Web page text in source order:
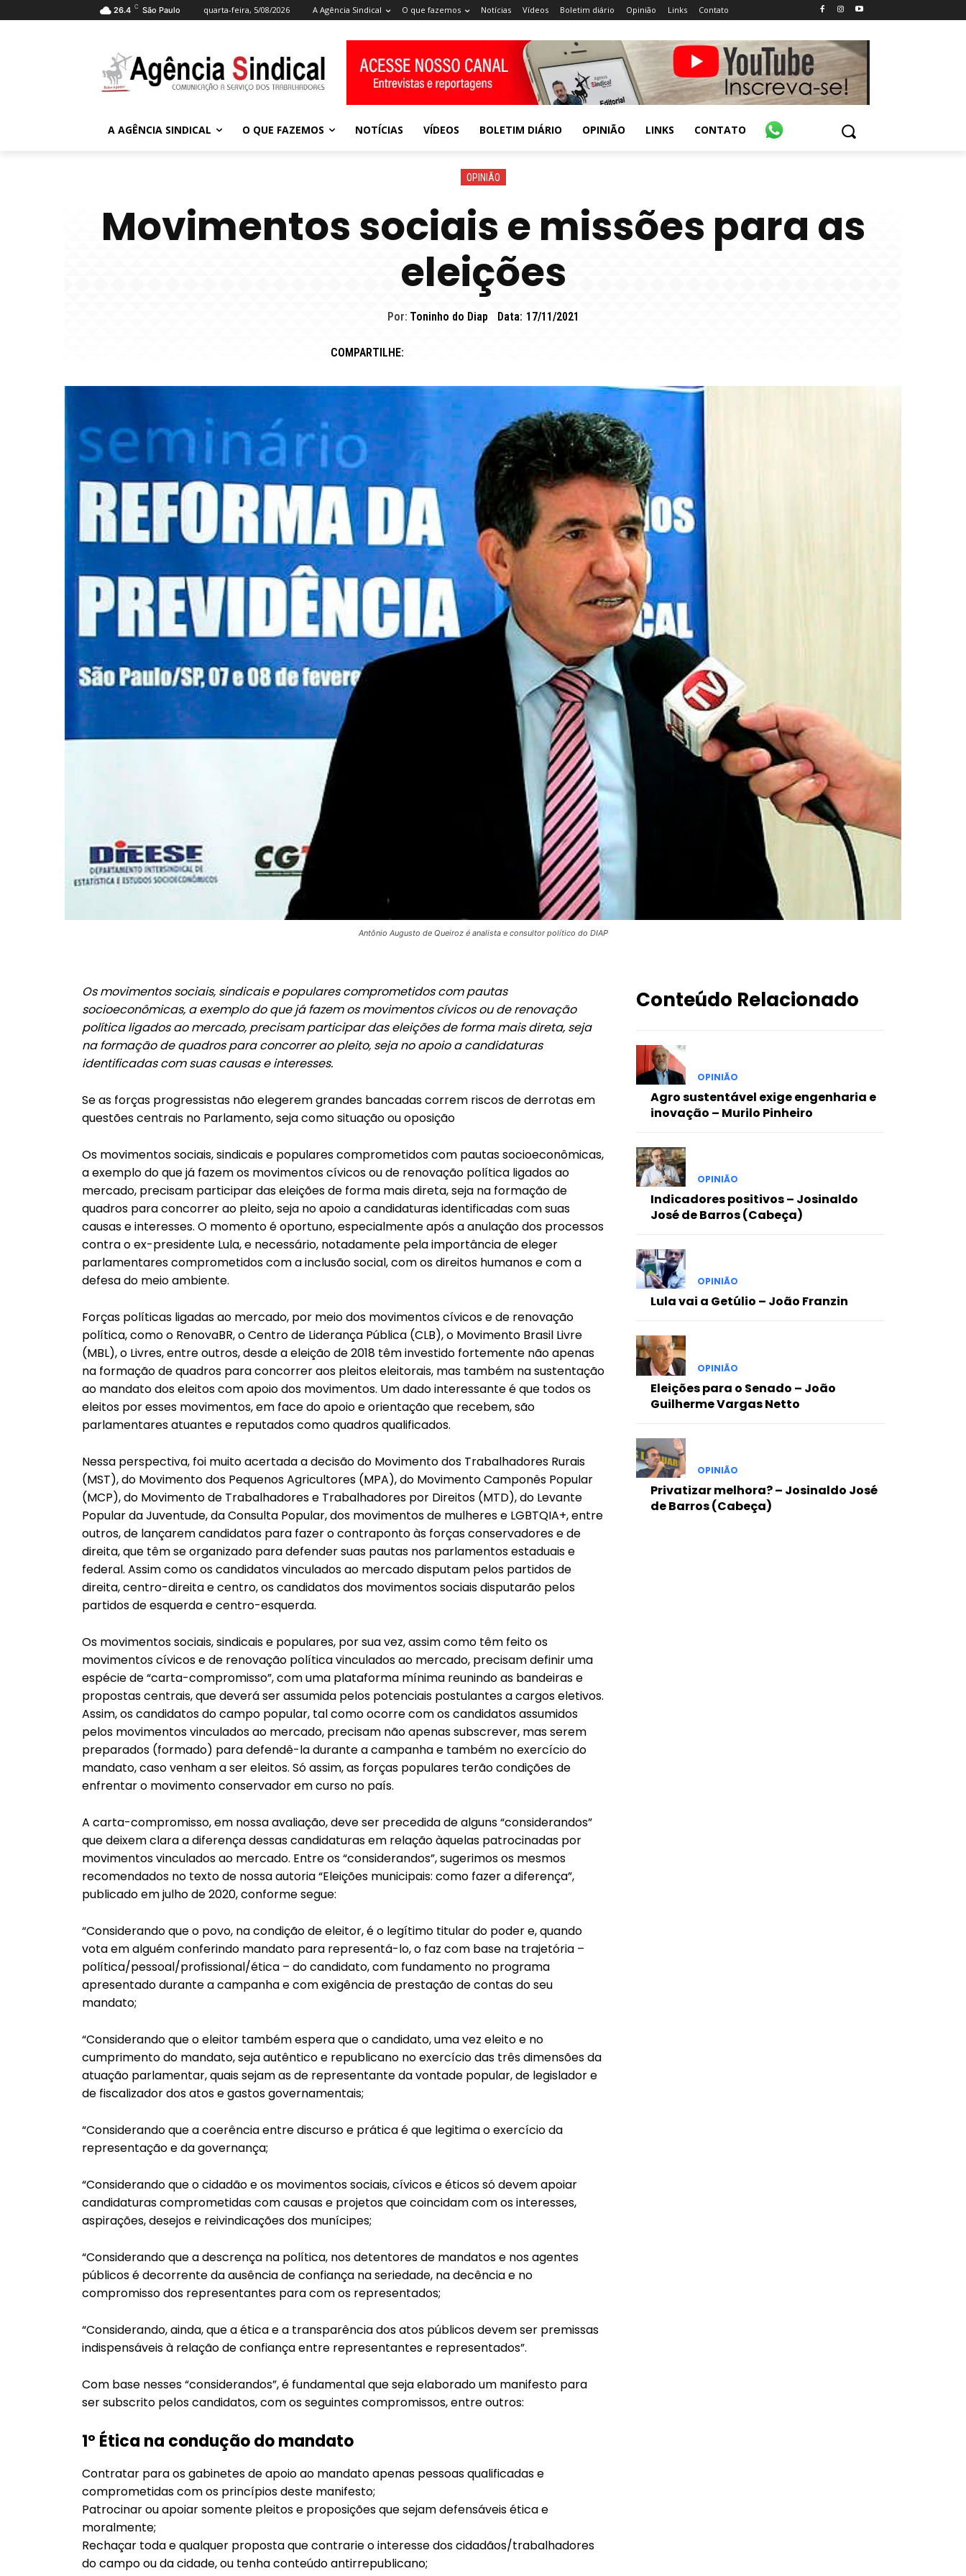
26.4 C São Paulo quarta-feira, 5/08/2026 A Agência Sindical O que fazemos Notícias Vídeos Boletim diário Opinião Links Contato
A AGÊNCIA SINDICAL O QUE FAZEMOS NOTÍCIAS VÍDEOS BOLETIM DIÁRIO OPINIÃO LINKS CONTATO
OPINIÃO
Movimentos sociais e missões para as
eleições
Por: Toninho do Diap Data: 17/11/2021
COMPARTILHE:
Antônio Augusto de Queiroz é analista e consultor político do DIAP
Os movimentos sociais, sindicais e populares comprometidos com pautas
socioeconômicas, a exemplo do que já fazem os movimentos cívicos ou de renovação
política ligados ao mercado, precisam participar das eleições de forma mais direta, seja
na formação de quadros para concorrer ao pleito, seja no apoio a candidaturas
identificadas com suas causas e interesses.
Se as forças progressistas não elegerem grandes bancadas correm riscos de derrotas em
questões centrais no Parlamento, seja como situação ou oposição
Os movimentos sociais, sindicais e populares comprometidos com pautas socioeconômicas,
a exemplo do que já fazem os movimentos cívicos ou de renovação política ligados ao
mercado, precisam participar das eleições de forma mais direta, seja na formação de
quadros para concorrer ao pleito, seja no apoio a candidaturas identificadas com suas
causas e interesses. O momento é oportuno, especialmente após a anulação dos processos
contra o ex-presidente Lula, e necessário, notadamente pela importância de eleger
parlamentares comprometidos com a inclusão social, com os direitos humanos e com a
defesa do meio ambiente.
Forças políticas ligadas ao mercado, por meio dos movimentos cívicos e de renovação
política, como o RenovaBR, o Centro de Liderança Pública (CLB), o Movimento Brasil Livre
(MBL), o Livres, entre outros, desde a eleição de 2018 têm investido fortemente não apenas
na formação de quadros para concorrer aos pleitos eleitorais, mas também na sustentação
ao mandato dos eleitos com apoio dos movimentos. Um dado interessante é que todos os
eleitos por esses movimentos, em face do apoio e orientação que recebem, são
parlamentares atuantes e reputados como quadros qualificados.
Nessa perspectiva, foi muito acertada a decisão do Movimento dos Trabalhadores Rurais
(MST), do Movimento dos Pequenos Agricultores (MPA), do Movimento Camponês Popular
(MCP), do Movimento de Trabalhadores e Trabalhadores por Direitos (MTD), do Levante
Popular da Juventude, da Consulta Popular, dos movimentos de mulheres e LGBTQIA+, entre
outros, de lançarem candidatos para fazer o contraponto às forças conservadores e de
direita, que têm se organizado para defender suas pautas nos parlamentos estaduais e
federal. Assim como os candidatos vinculados ao mercado disputam pelos partidos de
direita, centro-direita e centro, os candidatos dos movimentos sociais disputarão pelos
partidos de esquerda e centro-esquerda.
Os movimentos sociais, sindicais e populares, por sua vez, assim como têm feito os
movimentos cívicos e de renovação política vinculados ao mercado, precisam definir uma
espécie de “carta-compromisso”, com uma plataforma mínima reunindo as bandeiras e
propostas centrais, que deverá ser assumida pelos potenciais postulantes a cargos eletivos.
Assim, os candidatos do campo popular, tal como ocorre com os candidatos assumidos
pelos movimentos vinculados ao mercado, precisam não apenas subscrever, mas serem
preparados (formado) para defendê-la durante a campanha e também no exercício do
mandato, caso venham a ser eleitos. Só assim, as forças populares terão condições de
enfrentar o movimento conservador em curso no país.
A carta-compromisso, em nossa avaliação, deve ser precedida de alguns “considerandos”
que deixem clara a diferença dessas candidaturas em relação àquelas patrocinadas por
movimentos vinculados ao mercado. Entre os “considerandos”, sugerimos os mesmos
recomendados no texto de nossa autoria “Eleições municipais: como fazer a diferença”,
publicado em julho de 2020, conforme segue:
“Considerando que o povo, na condição de eleitor, é o legítimo titular do poder e, quando
vota em alguém conferindo mandato para representá-lo, o faz com base na trajetória –
política/pessoal/profissional/ética – do candidato, com fundamento no programa
apresentado durante a campanha e com exigência de prestação de contas do seu
mandato;
“Considerando que o eleitor também espera que o candidato, uma vez eleito e no
cumprimento do mandato, seja autêntico e republicano no exercício das três dimensões da
atuação parlamentar, quais sejam as de representante da vontade popular, de legislador e
de fiscalizador dos atos e gastos governamentais;
“Considerando que a coerência entre discurso e prática é que legitima o exercício da
representação e da governança;
“Considerando que o cidadão e os movimentos sociais, cívicos e éticos só devem apoiar
candidaturas comprometidas com causas e projetos que coincidam com os interesses,
aspirações, desejos e reivindicações dos munícipes;
“Considerando que a descrença na política, nos detentores de mandatos e nos agentes
públicos é decorrente da ausência de confiança na seriedade, na decência e no
compromisso dos representantes para com os representados;
“Considerando, ainda, que a ética e a transparência dos atos públicos devem ser premissas
indispensáveis à relação de confiança entre representantes e representados”.
Com base nesses “considerandos”, é fundamental que seja elaborado um manifesto para
ser subscrito pelos candidatos, com os seguintes compromissos, entre outros:
1º Ética na condução do mandato
Contratar para os gabinetes de apoio ao mandato apenas pessoas qualificadas e
comprometidas com os princípios deste manifesto;
Patrocinar ou apoiar somente pleitos e proposições que sejam defensáveis ética e
moralmente;
Rechaçar toda e qualquer proposta que contrarie o interesse dos cidadãos/trabalhadores
do campo ou da cidade, ou tenha conteúdo antirrepublicano;
Conteúdo Relacionado
OPINIÃO
Agro sustentável exige engenharia e
inovação – Murilo Pinheiro
OPINIÃO
Indicadores positivos – Josinaldo
José de Barros (Cabeça)
OPINIÃO
Lula vai a Getúlio – João Franzin
OPINIÃO
Eleições para o Senado – João
Guilherme Vargas Netto
OPINIÃO
Privatizar melhora? – Josinaldo José
de Barros (Cabeça)